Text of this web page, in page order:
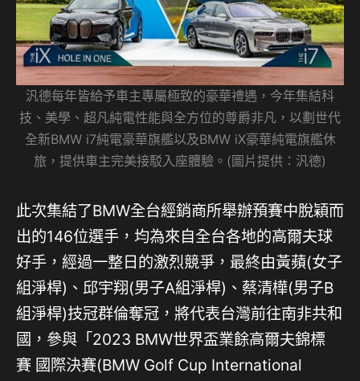
汎德每年皆給予車主專屬極致的豪華禮遇，今年集結科
技、美學、超凡純電性能與全方位的尊爵非凡，以劃世代
全新BMW i7純電豪華旗艦以及BMW iX豪華純電旗艦休
旅，提供車主完美接駁入座體驗。(圖片提供：汎德)
此次集結了BMW全台經銷商所舉辦預賽中脫穎而
出的146位選手，均為來自全台各地的高爾夫球
好手，經過一整日的激烈競爭，最終由黃蘋(女子
組淨桿)、邱宇翔(男子A組淨桿)、蔡清樺(男子B
組淨桿)技冠群倫奪冠，將代表台灣前往南非共和
國，參與「2023 BMW世界盃業餘高爾夫錦標
賽 國際決賽(BMW Golf Cup International